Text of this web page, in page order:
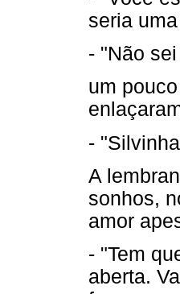
seria
- "Não
um
-
A
sonhos,
amor
- "Tem
aberta.